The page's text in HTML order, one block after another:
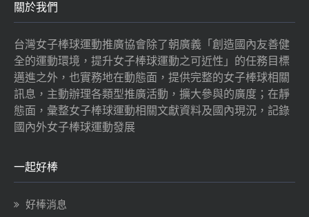
關於我們
台灣女子棒球運動推廣協會除了朝廣義「創造國內友善健
全的運動環境，提升女子棒球運動之可近性」的任務目標
邁進之外，也實務地在動態面，提供完整的女子棒球相關
訊息，主動辦理各類型推廣活動，擴大參與的廣度；在靜
態面，彙整女子棒球運動相關文獻資料及國內現況，記錄
國內外女子棒球運動發展
一起好棒
好棒消息